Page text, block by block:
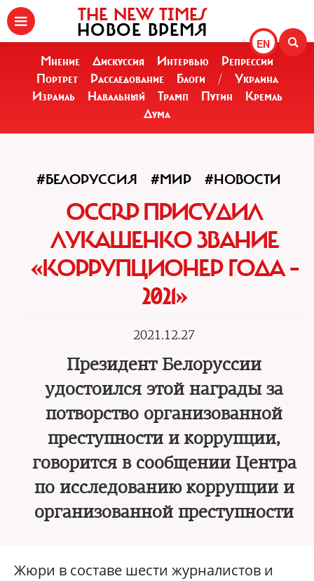
EN
THE NEW TIMES
НОВОЕ ВРЕМЯ
Мнение Дискуссия Интервью
Репрессии
Портрет
Расследование Блоги /
Украина
Израиль
Навальный Трамп Путин
Кремль
Дума
#БЕЛОРУССИЯ #МИР #НОВОСТИ
OCCRP ПРИСУДИЛ
ЛУКАШЕНКО ЗВАНИЕ
«КОРРУПЦИОНЕР ГОДА –
2021»
2021.12.27
Президент Белоруссии
удостоился этой награды за
потворство организованной
преступности и коррупции,
говорится в сообщении Центра
по исследованию коррупции и
организованной преступности
Жюри в составе шести журналистов и